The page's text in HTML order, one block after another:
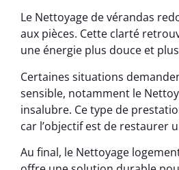
Le Nettoyage de vérandas
aux pièces. Cette clarté
une énergie plus douce et
Certaines situations
sensible, notamment le
insalubre. Ce type de
car l’objectif est de restaurer
Au final, le Nettoyage